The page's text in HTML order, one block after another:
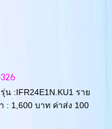
น :IFR24E1N.KU1 ราย
: 1,600 บาท ค่าส่ง 100